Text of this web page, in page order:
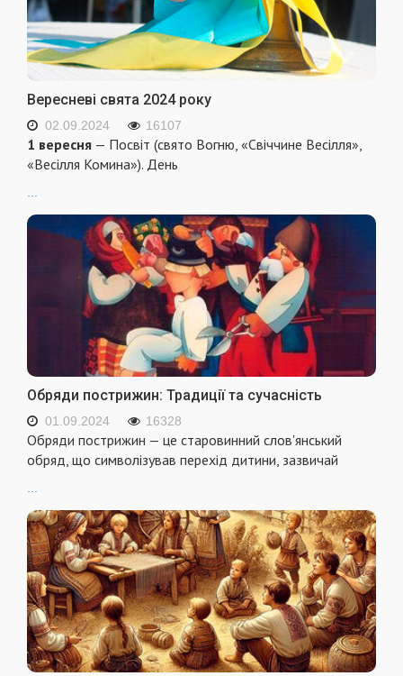
Вересневі свята 2024 року
02.09.2024 16107
1 вересня — Посвіт (свято Вогню, «Свіччине Весілля»,
«Весілля Комина»). День
Обряди пострижин: Традиції та сучасність
01.09.2024 16328
Обряди пострижин — це старовинний слов'янський
обряд, що символізував перехід дитини, зазвичай